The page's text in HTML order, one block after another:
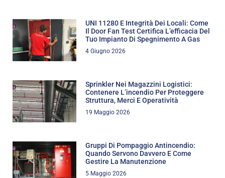
UNI 11280 E Integrità Dei Locali: Come
Il Door Fan Test Certifica L’efficacia Del
Tuo Impianto Di Spegnimento A Gas
4 Giugno 2026
Sprinkler Nei Magazzini Logistici:
Contenere L’incendio Per Proteggere
Struttura, Merci E Operatività
19 Maggio 2026
Gruppi Di Pompaggio Antincendio:
Quando Servono Davvero E Come
Gestire La Manutenzione
5 Maggio 2026